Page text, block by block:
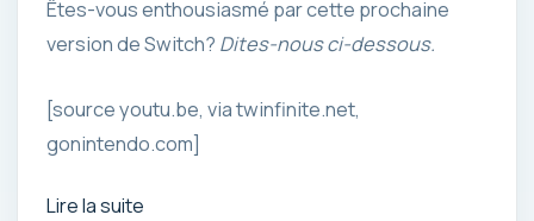
Êtes-vous enthousiasmé par cette prochaine
version de Switch? Dites-nous ci-dessous.
[source youtu.be, via twinfinite.net,
gonintendo.com]
Lire la suite